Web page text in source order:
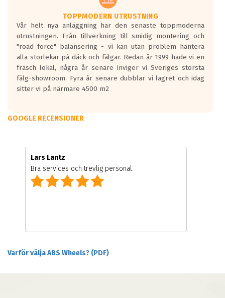
TOPPMODERN UTRUSTNING
Vår helt nya anläggning har den senaste toppmoderna
utrustningen. Från tillverkning till smidig montering och
"road force" balansering - vi kan utan problem hantera
alla storlekar på däck och fälgar. Redan år 1999 hade vi en
fräsch lokal, några år senare inviger vi Sveriges största
fälg-showroom. Fyra år senare dubblar vi lagret och idag
sitter vi på närmare 4500 m2
GOOGLE RECENSIONER
Lars Lantz
Bra services och trevlig personal.
Varför välja ABS Wheels? (PDF)